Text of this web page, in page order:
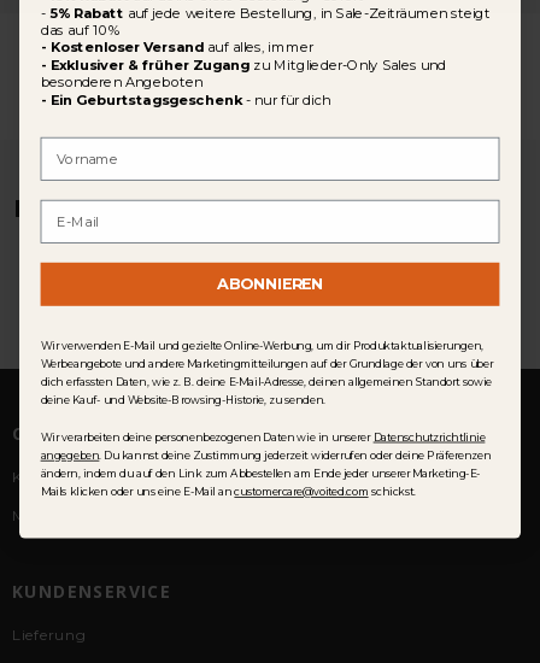
DAS KÖNNTE DIR AUCH GEFALLEN
COMMUNITY
Kundenrezensionen
Membership
KUNDENSERVICE
Lieferung
- 5% Rabatt auf jede weitere Bestellung, in Sale-Zeiträumen steigt
das auf 10%
- Kostenloser Versand auf alles, immer
- Exklusiver & früher Zugang zu Mitglieder-Only Sales und
besonderen Angeboten
- Ein Geburtstagsgeschenk - nur für dich
First Name
Email
ABONNIEREN
Wir verwenden E-Mail und gezielte Online-Werbung, um dir Produktaktualisierungen,
Werbeangebote und andere Marketingmitteilungen auf der Grundlage der von uns über
dich erfassten Daten, wie z. B. deine E-Mail-Adresse, deinen allgemeinen Standort sowie
deine Kauf- und Website-Browsing-Historie, zu senden.
Wir verarbeiten deine personenbezogenen Daten wie in unserer Datenschutzrichtlinie
angegeben . Du kannst deine Zustimmung jederzeit widerrufen oder deine Präferenzen
ändern, indem du auf den Link zum Abbestellen am Ende jeder unserer Marketing-E-
Mails klicken oder uns eine E-Mail ancustomercare@voited.com schickst.